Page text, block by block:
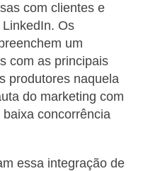
com clientes e
Os
um
com as principais
produtores naquela
do marketing com
concorrência
essa integração de